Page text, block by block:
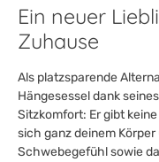
Ein neuer
Zuhause
Als platzsparende
Hängesessel dank
Sitzkomfort: Er gibt
sich ganz deinem
Schwebegefühl sowie